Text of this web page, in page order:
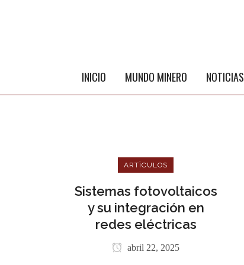
INICIO MUNDO MINERO NOTICIAS
ARTÌCULOS
Sistemas fotovoltaicos
y su integración en
redes eléctricas
abril 22, 2025